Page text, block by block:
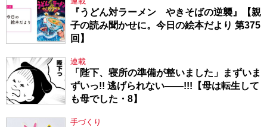
『うどん対ラーメン やきそばの逆襲』【親
子の読み聞かせに。今日の絵本だより 第375
回】
連載
「陛下、寝所の準備が整いました」まずいま
ずいっ!! 逃げられない――!!!【母は転生して
も母でした・8】
手づくり